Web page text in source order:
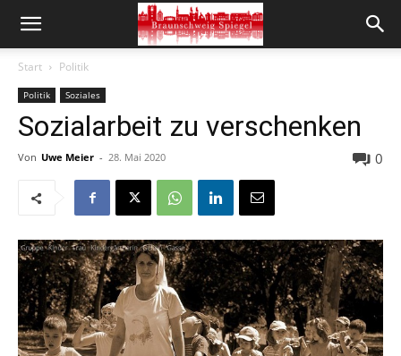
Start Politik
Politik Soziales
Sozialarbeit zu verschenken
Von Uwe Meier - 28. Mai 2020 0